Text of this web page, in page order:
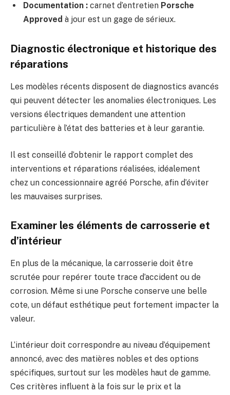
Documentation : carnet d’entretien Porsche
Approved à jour est un gage de sérieux.
Diagnostic électronique et historique des
réparations
Les modèles récents disposent de diagnostics avancés
qui peuvent détecter les anomalies électroniques. Les
versions électriques demandent une attention
particulière à l’état des batteries et à leur garantie.
Il est conseillé d’obtenir le rapport complet des
interventions et réparations réalisées, idéalement
chez un concessionnaire agréé Porsche, afin d’éviter
les mauvaises surprises.
Examiner les éléments de carrosserie et
d’intérieur
En plus de la mécanique, la carrosserie doit être
scrutée pour repérer toute trace d’accident ou de
corrosion. Même si une Porsche conserve une belle
cote, un défaut esthétique peut fortement impacter la
valeur.
L’intérieur doit correspondre au niveau d’équipement
annoncé, avec des matières nobles et des options
spécifiques, surtout sur les modèles haut de gamme.
Ces critères influent à la fois sur le prix et la